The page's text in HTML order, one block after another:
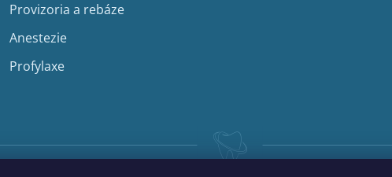
Provizoria a rebáze
Anestezie
Profylaxe